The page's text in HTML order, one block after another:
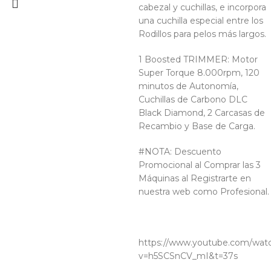
cabezal y cuchillas, e incorpora
una cuchilla especial entre los
Rodillos para pelos más largos.
1 Boosted TRIMMER: Motor
Super Torque 8.000rpm, 120
minutos de Autonomía,
Cuchillas de Carbono DLC
Black Diamond, 2 Carcasas de
Recambio y Base de Carga.
#NOTA: Descuento
Promocional al Comprar las 3
Máquinas al Registrarte en
nuestra web como Profesional.
https://www.youtube.com/
v=h5SCSnCV_mI&t=37s